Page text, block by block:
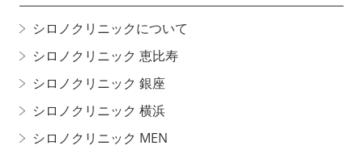
シロノクリニックについて
シロノクリニック 恵比寿
シロノクリニック 銀座
シロノクリニック 横浜
シロノクリニック MEN